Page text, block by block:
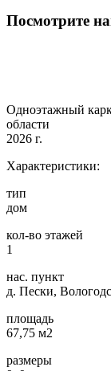
Посмотрите
Одноэтажный
области
2026 г.
Характеристики:
тип
дом
кол-во этажей
1
нас. пункт
д. Пески,
площадь
67,75 м2
размеры